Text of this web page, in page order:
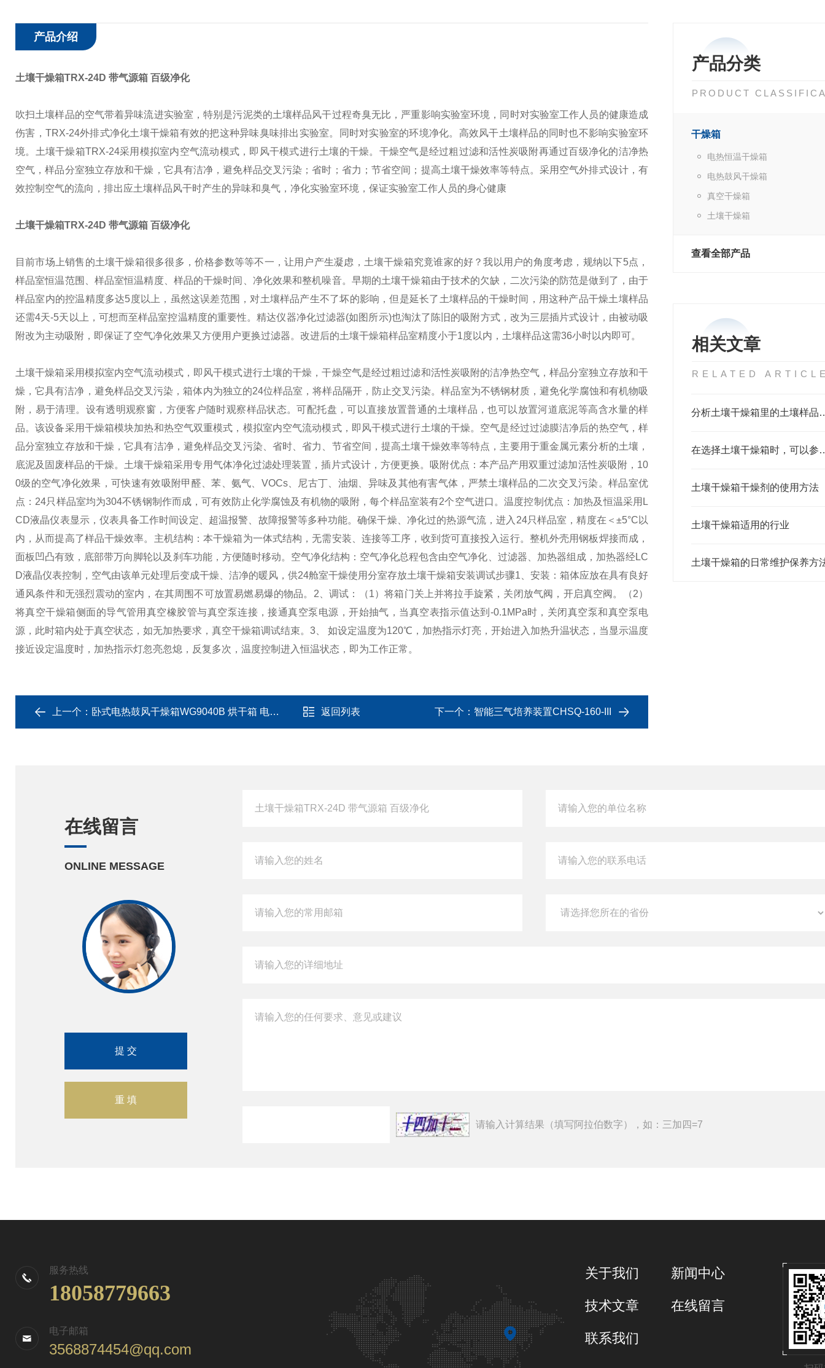
产品分类
PRODUCT
干燥箱
电热恒温干燥箱
电热鼓风干燥箱
真空干燥箱
土壤干燥箱
查看全部产品
相关文章
RELATED
分析土壤干燥箱里
在选择土壤干燥
土壤干燥箱干燥剂的使用方法
土壤干燥箱适用的行业
土壤干燥箱的日常维护保养方
产品介绍
土壤干燥箱TRX-24D 带气源箱 百级净化
吹扫土壤样品的空气带着异味流进实验室，特别是污泥类的土壤样品风干过程奇臭无比，严重影响实验室环境，同时对实验室工作人员的健康造成
伤害，TRX-24外排式净化土壤干燥箱有效的把这种异味臭味排出实验室。同时对实验室的环境净化。高效风干土壤样品的同时也不影响实验室环
境。 土壤干燥箱TRX-24采用模拟室内空气流动模式，即风干模式进行土壤的干燥。干燥空气是经过粗过滤和活性炭吸附再通过百级净化的洁净热
空气，样品分室独立存放和干燥，它具有洁净，避免样品交叉污染；省时；省力；节省空间；提高土壤干燥效率等特点。采用空气外排式设计，有
效控制空气的流向，排出应土壤样品风干时产生的异味和臭气，净化实验室环境，保证实验室工作人员的身心健康
土壤干燥箱TRX-24D 带气源箱 百级净化
目前市场上销售的土壤干燥箱很多很多，价格参数等等不一，让用户产生凝虑，土壤干燥箱究竟谁家的好？我以用户的角度考虑，规纳以下5点，
样品室恒温范围、样品室恒温精度、样品的干燥时间、净化效果和整机噪音。 早期的土壤干燥箱由于技术的欠缺，二次污染的防范是做到了，由于
样品室内的控温精度多达5度以上，虽然这误差范围，对土壤样品产生不了坏的影响，但是延长了土壤样品的干燥时间，用这种产品干燥土壤样品
还需4天-5天以上，可想而至样品室控温精度的重要性。精达仪器净化过滤器(如图所示)也淘汰了陈旧的吸附方式，改为三层插片式设计，由被动吸
附改为主动吸附，即保证了空气净化效果又方便用户更换过滤器。改进后的土壤干燥箱样品室精度小于1度以内，土壤样品这需36小时以内即可。
土壤干燥箱采用模拟室内空气流动模式，即风干模式进行土壤的干燥，干燥空气是经过粗过滤和活性炭吸附的洁净热空气，样品分室独立存放和干
燥，它具有洁净，避免样品交叉污染，箱体内为独立的24位样品室，将样品隔开，防止交叉污染。样品室为不锈钢材质，避免化学腐蚀和有机物吸
附，易于清理。设有透明观察窗，方便客户随时观察样品状态。可配托盘，可以直接放置普通的土壤样品，也可以放置河道底泥等高含水量的样
品。该设备采用干燥箱模块加热和热空气双重模式，模拟室内空气流动模式，即风干模式进行土壤的干燥。空气是经过过滤膜洁净后的热空气，样
品分室独立存放和干燥，它具有洁净，避免样品交叉污染、省时、省力、节省空间，提高土壤干燥效率等特点，主要用于重金属元素分析的土壤，
底泥及固废样品的干燥。 土壤干燥箱采用专用气体净化过滤处理装置，插片式设计，方便更换。 吸附优点：本产品产用双重过滤加活性炭吸附，10
0级的空气净化效果，可快速有效吸附甲醛、苯、氨气、VOCs、尼古丁、油烟、异味及其他有害气体，严禁土壤样品的二次交叉污染。样品室优
点：24只样品室均为304不锈钢制作而成，可有效防止化学腐蚀及有机物的吸附，每个样品室装有2个空气进口。温度控制优点：加热及恒温采用L
CD液晶仪表显示，仪表具备工作时间设定、超温报警、故障报警等多种功能。确保干燥、净化过的热源气流，进入24只样品室，精度在＜±5°C以
内，从而提高了样品干燥效率。 主机结构：本干燥箱为一体式结构，无需安装、连接等工序，收到货可直接投入运行。整机外壳用钢板焊接而成，
面板凹凸有致，底部带万向脚轮以及刹车功能，方便随时移动。 空气净化结构：空气净化总程包含由空气净化、过滤器、加热器组成，加热器经LC
D液晶仪表控制，空气由该单元处理后变成干燥、洁净的暖风，供24舱室干燥使用分室存放土壤干燥箱安装调试步骤1、安装：箱体应放在具有良好
通风条件和无强烈震动的室内，在其周围不可放置易燃易爆的物品。 2、调试：（1）将箱门关上并将拉手旋紧，关闭放气阀，开启真空阀。（2）
将真空干燥箱侧面的导气管用真空橡胶管与真空泵连接，接通真空泵电源，开始抽气，当真空表指示值达到-0.1MPa时，关闭真空泵和真空泵电
源，此时箱内处于真空状态，如无加热要求，真空干燥箱调试结束。 3、 如设定温度为120℃，加热指示灯亮，开始进入加热升温状态，当显示温度
接近设定温度时，加热指示灯忽亮忽熄，反复多次，温度控制进入恒温状态，即为工作正常。
上一个： 卧式电热鼓风干燥箱WG9040B 烘干箱 电烤箱 返回列表 下一个： 智能三气培养装置CHSQ-160-III
在线留言
ONLINE MESSAGE
请输入计算结果（填写阿拉伯数字），如：三加四=7
服务热线
18058779663
电子邮箱
3568874454@qq.com
关于我们 新闻中心
技术文章 在线留言
联系我们